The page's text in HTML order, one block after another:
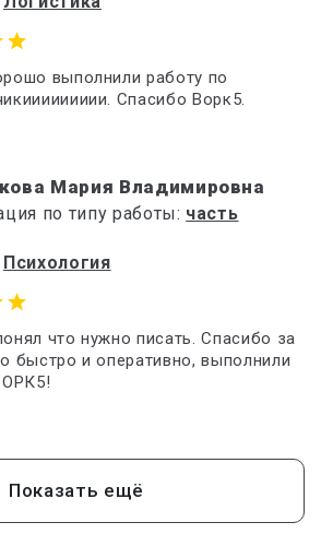
выполнили работу по
Спасибо Ворк5.
Мария Владимировна
по типу работы: часть
Психология
что нужно писать. Спасибо за
быстро и оперативно, выполнили
Показать ещё